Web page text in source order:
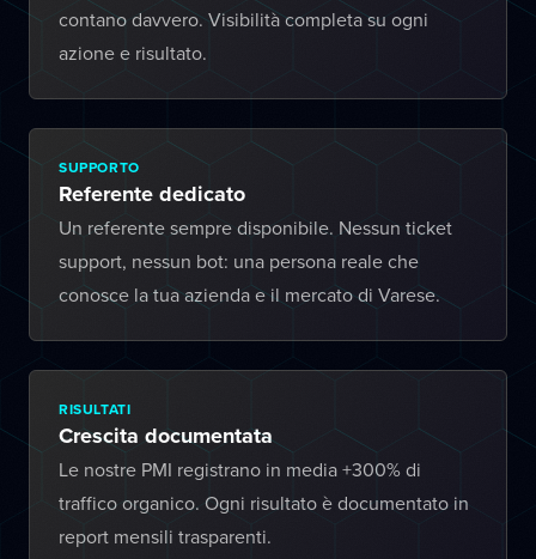
contano davvero. Visibilità completa su ogni
azione e risultato.
SUPPORTO
Referente dedicato
Un referente sempre disponibile. Nessun ticket
support, nessun bot: una persona reale che
conosce la tua azienda e il mercato di Varese.
RISULTATI
Crescita documentata
Le nostre PMI registrano in media +300% di
traffico organico. Ogni risultato è documentato in
report mensili trasparenti.